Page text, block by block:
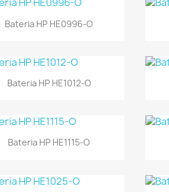
Vista rápida
Bateria HP HE0996-O
Vista rápida
Bateria HP HE1012-O
Vista rápida
Bateria HP HE1115-O